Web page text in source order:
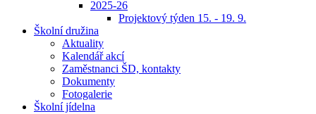
2025-26
Projektový týden 15. - 19. 9.
Školní družina
Aktuality
Kalendář akcí
Zaměstnanci ŠD, kontakty
Dokumenty
Fotogalerie
Školní jídelna